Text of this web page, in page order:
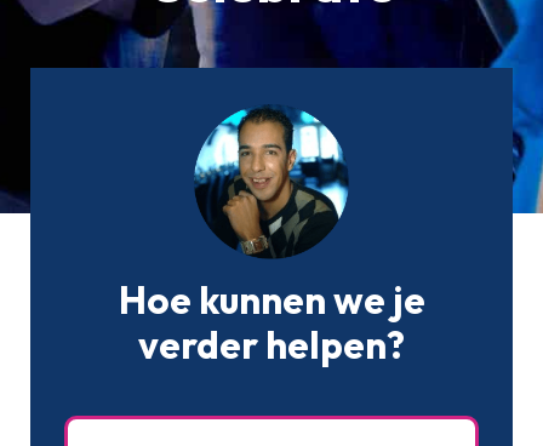
Hoe kunnen we je
verder helpen?
Naam